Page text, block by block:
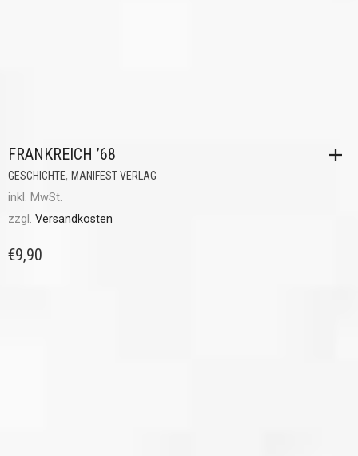
FRANKREICH ’68
GESCHICHTE, MANIFEST VERLAG
inkl. MwSt.
zzgl. Versandkosten
€9,90